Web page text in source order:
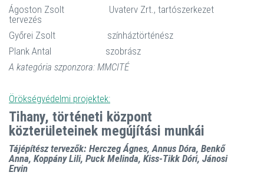
Ágoston Zsolt Uvaterv Zrt., tartószerkezet
tervezés
Győrei Zsolt színháztörténész
Plank Antal szobrász
A kategória szponzora: MMCITÉ
Örökségvédelmi projektek:
Tihany, történeti központ
közterületeinek megújítási munkái
Tájépítész tervezők: Herczeg Ágnes, Annus Dóra, Benkő
Anna, Koppány Lili, Puck Melinda, Kiss-Tikk Dóri, Jánosi
Ervin